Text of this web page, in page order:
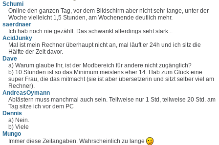
Schumi
Online den ganzen Tag, vor dem Bildschirm aber nicht sehr lange, unter der
Woche vielleicht 1,5 Stunden, am Wochenende deutlich mehr.
saerdnaer
Ich hab noch nie gezählt. Das schwankt allerdings seht stark...
AcidJunky
Mal ist mein Rechner überhaupt nicht an, mal läuft er 24h und ich sitz die
Hälfte der Zeit davor.
Dave
a) Warum glaube Ihr, ist der Modbereich für andere nicht zugänglich?
b) 10 Stunden ist so das Minimum meistens eher 14. Hab zum Glück eine
super Frau, die das mitmacht (sie ist aber übersetzerin und sitzt selber viel am
Rechner).
AndreasOymann
Ablästern muss manchmal auch sein. Teilweise nur 1 Std, teilweise 20 Std. am
Tag sitze ich vor dem PC
Dennis
a) Nein.
b) Viele
Mungo
Immer diese Zeitangaben. Wahrscheinlich zu lange